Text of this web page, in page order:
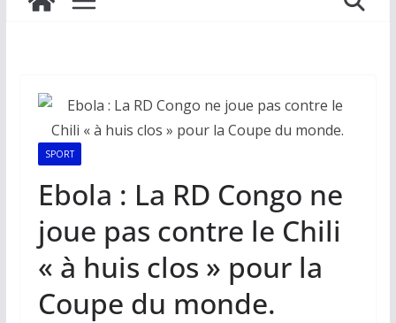
SPORT
Ebola : La RD Congo ne
joue pas contre le Chili
« à huis clos » pour la
Coupe du monde.